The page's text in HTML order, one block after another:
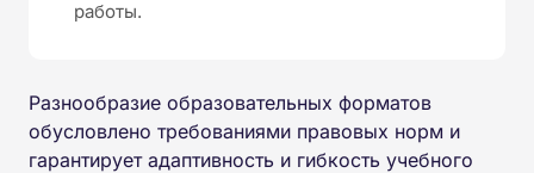
работы.
Разнообразие образовательных форматов
обусловлено требованиями правовых норм и
гарантирует адаптивность и гибкость учебного